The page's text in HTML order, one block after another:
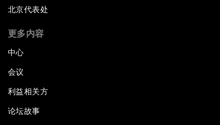
北京代表处
更多内容
中心
会议
利益相关方
论坛故事